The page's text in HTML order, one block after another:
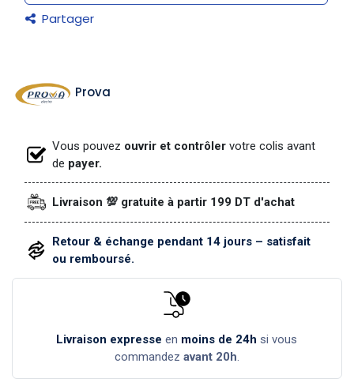
Partager
Prova
Vous pouvez ouvrir et contrôler votre colis avant
de payer.
Livraison 💯 gratuite à partir 199 DT d'achat
Retour & échange pendant 14 jours – satisfait
ou remboursé.
Livraison expresse en moins de 24h si vous
commandez avant 20h.